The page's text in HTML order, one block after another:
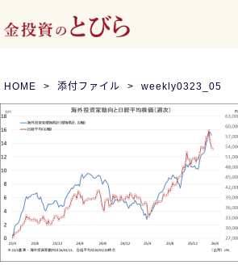
HOME 添付ファイル weekly0323_05